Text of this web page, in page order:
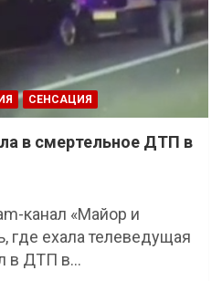
СЕНСАЦИЯ
в смертельное ДТП в
канал «Майор и
где ехала телеведущая
в ДТП в…